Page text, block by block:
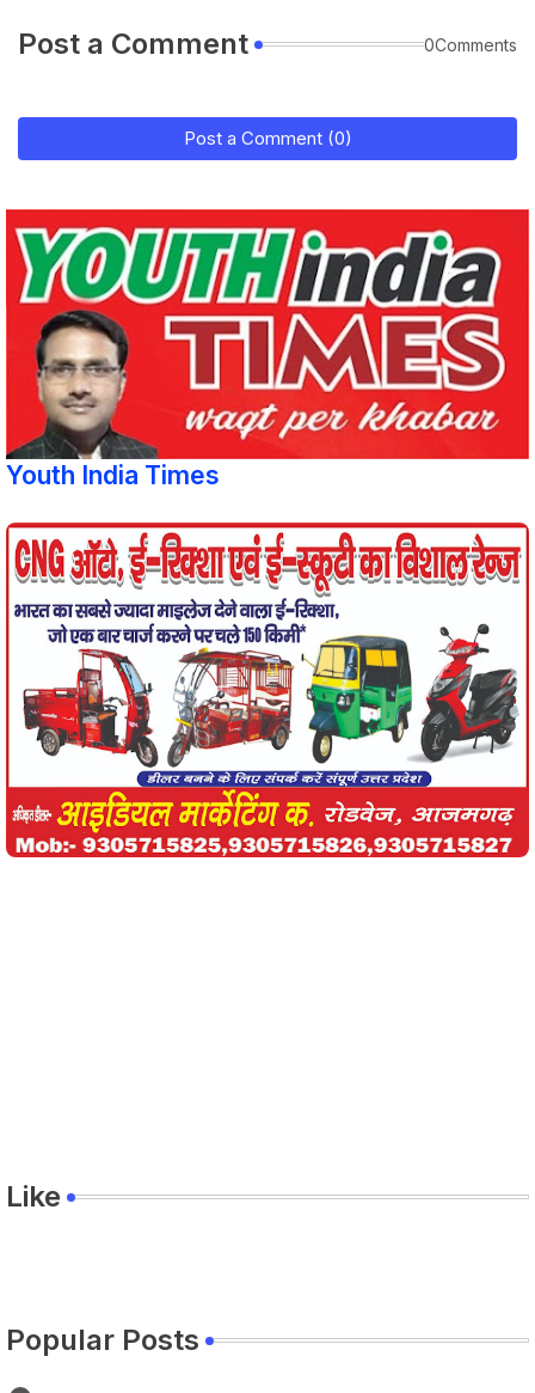
Post a Comment 0Comments
Post a Comment (0)
Youth India Times
Like
Popular Posts